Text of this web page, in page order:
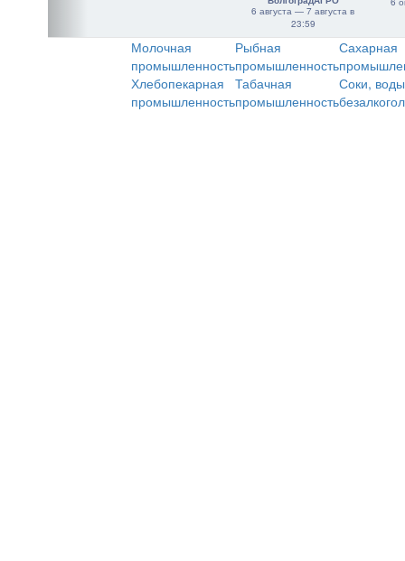
6 августа — 7 августа в
23:59
Молочная
промышленность
Рыбная
промышленность
Сахарная
Хлебопекарная
промышленность
Табачная
промышленность
Соки,